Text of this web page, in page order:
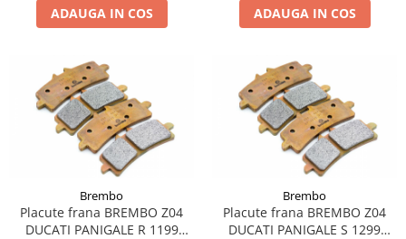
ADAUGA IN COS ADAUGA IN COS
Brembo
Placute frana BREMBO Z04
DUCATI PANIGALE R 1199
Brembo
Placute frana BREMBO Z04
DUCATI PANIGALE S 1299